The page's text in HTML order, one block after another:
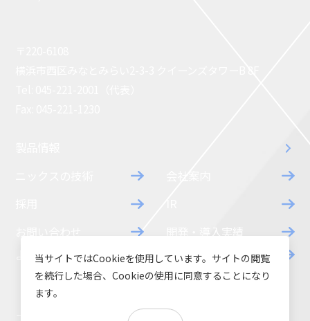
開発・導入実績
よくあるご質問
ダウンロード
お知らせ
当サイトではCookieを使用しています。サイトの閲覧
を続行した場合、Cookieの使用に同意することになり
ます。